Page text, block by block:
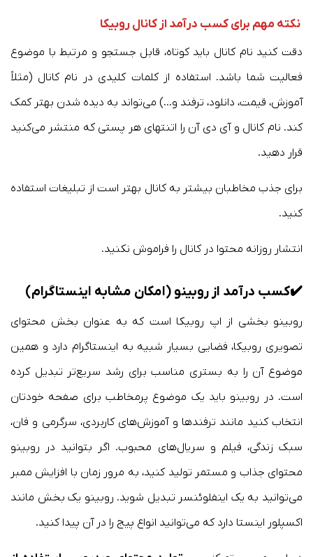
نکته مهم برای کسب درآمد از کانال روبیکا
دقت کنید نام کانال باید کوتاه، قابل جستجو و مرتبط با موضوع
فعالیت شما باشد. استفاده از کلمات کلیدی در نام کانال (مثلاً
آموزش، قیمت، دانلود، ترفند و…) می‌تواند به دیده شدن بهتر کمک
کند. نام کانال و آی دی آن را اتنتهای هر پستی که منتشر می‌کنید
قرار دهید.
برای جذب مخاطبان بیشتر به کانال بهتر است از تبلیغات استفاده
کنید.
انتشار روزانه محتوا در کانال را فراموش نکنید.
✔️کسب درآمد از روبینو (امکان مشابه اینستاگرام)
روبینو بخشی از اپ روبیکا است که به عنوان بخش محتوای
تصویری روبیکا، فضایی بسیار شبیه به اینستاگرام دارد و همین
موضوع آن را به بستری مناسب برای رشد سریع‌تر تبدیل کرده
است. در روبینو باید یک موضوع پرمخاطب برای صفحه خودتان
انتخاب کنید مانند ترفندها و آموزش‌های کاربردی، سرگرمی و فان،
سبک زندگی، فیلم و سریال‌های محبوب. اگر بتوانید در روبینو
محتوای جذاب و مستمر تولید کنید، به مرور زمان با افزایش ممبر
می‌توانید به یک اینفلوئنسر تبدیل شوید. روبینو یک بخش مانند
اکسپلور اینستا دارد که می‌توانید انواع پیج را در آن پیدا کنید.